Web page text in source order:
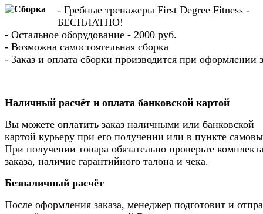
- Гребные тренажеры First Degree Fitness -
БЕСПЛАТНО!
- Остальное оборудование - 2000 руб.
- Возможна самостоятельная сборка
- Заказ и оплата сборки производится при оформлении
Наличный расчёт и оплата банковской картой
Вы можете оплатить заказ наличными или банковской
картой курьеру при его получении или в пункте
При получении товара обязательно проверьте
заказа, наличие гарантийного талона и чека.
Безналичный расчёт
После оформления заказа, менеджер подготовит и